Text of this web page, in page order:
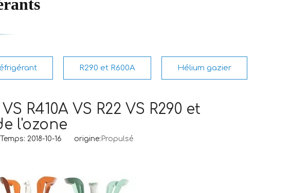
R290 et R600A Hélium gazier
R410A VS R22 VS R290 et
l'ozone
2018-10-16 origine: Propulsé